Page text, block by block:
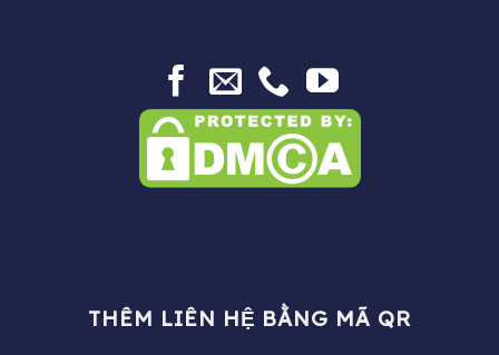
THÊM LIÊN HỆ BẰNG MÃ QR